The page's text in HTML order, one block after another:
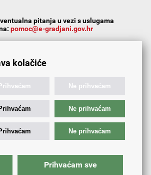
pitanja u vezi s uslugama
pomoc@e-gradjani.gov.hr
kolačiće
Prihvaćam Ne prihvaćam
Ne prihvaćam
Ne prihvaćam
Prihvaćam sve